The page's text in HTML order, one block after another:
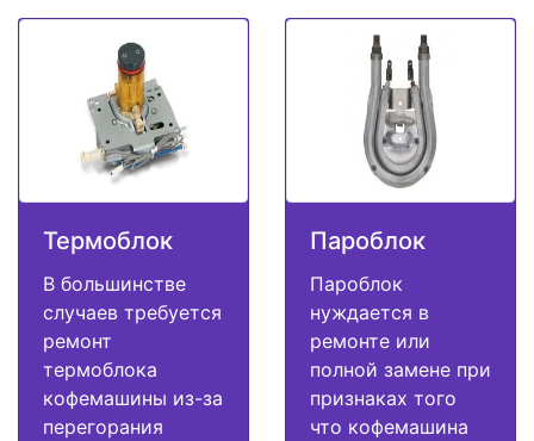
Термоблок
В большинстве
случаев требуется
ремонт
термоблока
кофемашины из-за
перегорания
Пароблок
Пароблок
нуждается в
ремонте или
полной замене при
признаках того
что кофемашина